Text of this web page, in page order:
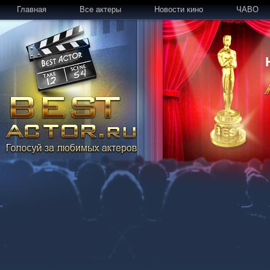
Главная Все актеры Новости кино ЧАВО